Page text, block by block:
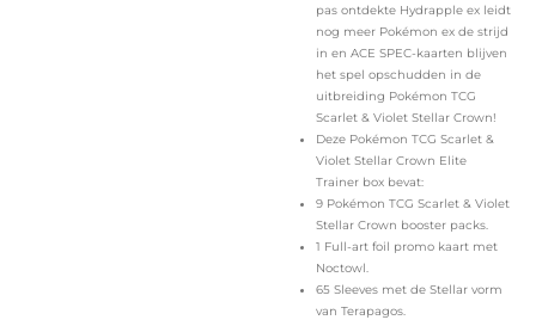
pas ontdekte Hydrapple ex leidt
nog meer Pokémon ex de strijd
in en ACE SPEC-kaarten blijven
het spel opschudden in de
uitbreiding Pokémon TCG
Scarlet & Violet Stellar Crown!
Deze Pokémon TCG Scarlet &
Violet Stellar Crown Elite
Trainer box bevat:
9 Pokémon TCG Scarlet & Violet
Stellar Crown booster packs.
1 Full-art foil promo kaart met
Noctowl.
65 Sleeves met de Stellar vorm
van Terapagos.